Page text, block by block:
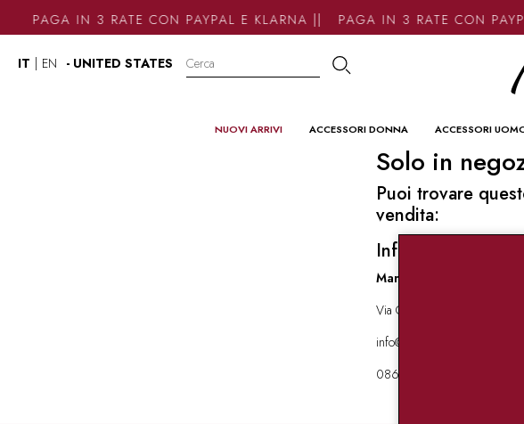
PAGA IN 3 RATE CON PAYPAL E KLARNA || PAGA IN 3 RATE CON
IT EN - UNITED STATES
NUOVI ARRIVI ACCESSORI DONNA ACCESSORI
Solo in
Puoi trovare
vendita:
Info contatti
Marynda
Via Garibaldi 136 67051
info@marynda.com
08631871946